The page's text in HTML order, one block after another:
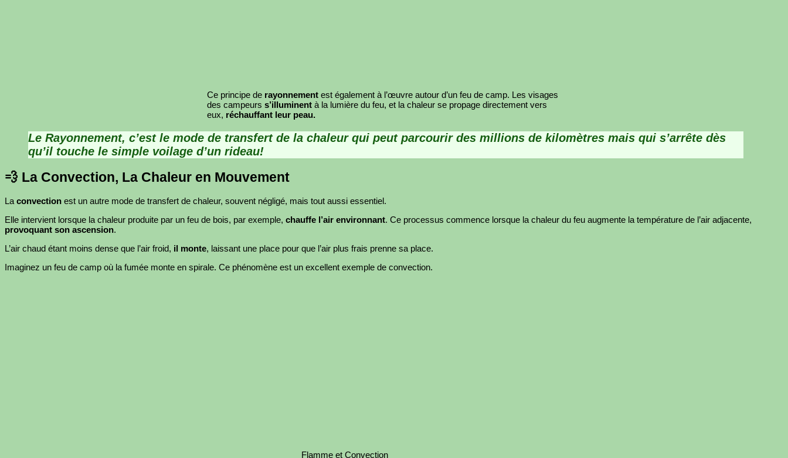
Ce principe de rayonnement est également à l’œuvre autour d’un feu de camp. Les visages
des campeurs s’illuminent à la lumière du feu, et la chaleur se propage directement vers
eux, réchauffant leur peau.
Le Rayonnement, c’est le mode de transfert de la chaleur qui peut parcourir des millions de kilomètres mais qui s’arrête dès
qu’il touche le simple voilage d’un rideau!
💨 La Convection, La Chaleur en Mouvement
La convection est un autre mode de transfert de chaleur, souvent négligé, mais tout aussi essentiel.
Elle intervient lorsque la chaleur produite par un feu de bois, par exemple, chauffe l’air environnant. Ce processus commence lorsque la chaleur du feu augmente la température de l’air adjacente,
provoquant son ascension.
L’air chaud étant moins dense que l’air froid, il monte, laissant une place pour que l’air plus frais prenne sa place.
Imaginez un feu de camp où la fumée monte en spirale. Ce phénomène est un excellent exemple de convection.
Flamme et Convection